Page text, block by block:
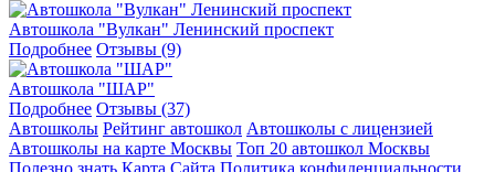
Автошкола "Вулкан" Ленинский проспект
Подробнее Отзывы (9)
Автошкола "ШАР"
Подробнее Отзывы (37)
Автошколы Рейтинг автошкол Автошколы с лицензией
Автошколы на карте Москвы Топ 20 автошкол Москвы
Полезно знать Карта Сайта Политика конфиденциальности